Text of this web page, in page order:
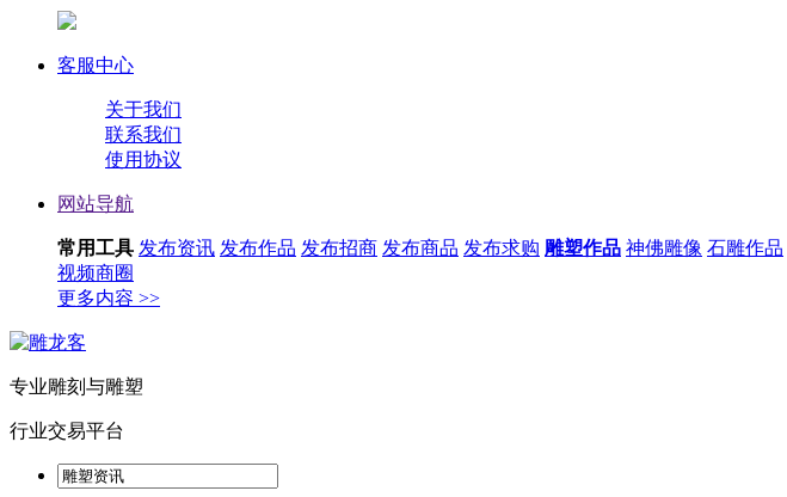
客服中心
关于我们
联系我们
使用协议
网站导航
常用工具 发布资讯 发布作品 发布招商 发布商品 发布求购 雕塑作品 神佛雕像 石雕作品
视频商圈
更多内容 >>
专业雕刻与雕塑
行业交易平台